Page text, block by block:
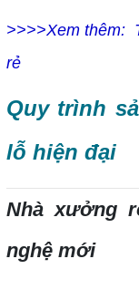
>>>>Xem thêm:
rẻ
Quy trình
lỗ hiện đại
Nhà xưởng
nghệ mới